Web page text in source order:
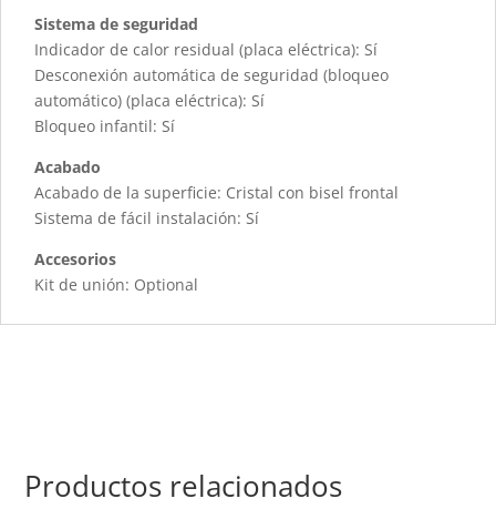
Sistema de seguridad
Indicador de calor residual (placa eléctrica): Sí
Desconexión automática de seguridad (bloqueo
automático) (placa eléctrica): Sí
Bloqueo infantil: Sí
Acabado
Acabado de la superficie: Cristal con bisel frontal
Sistema de fácil instalación: Sí
Accesorios
Kit de unión: Optional
Productos relacionados